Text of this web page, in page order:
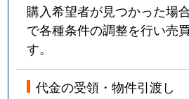
購入希望者が見つかった場
で各種条件の調整を行い売
す。
代金の受領・物件引渡し